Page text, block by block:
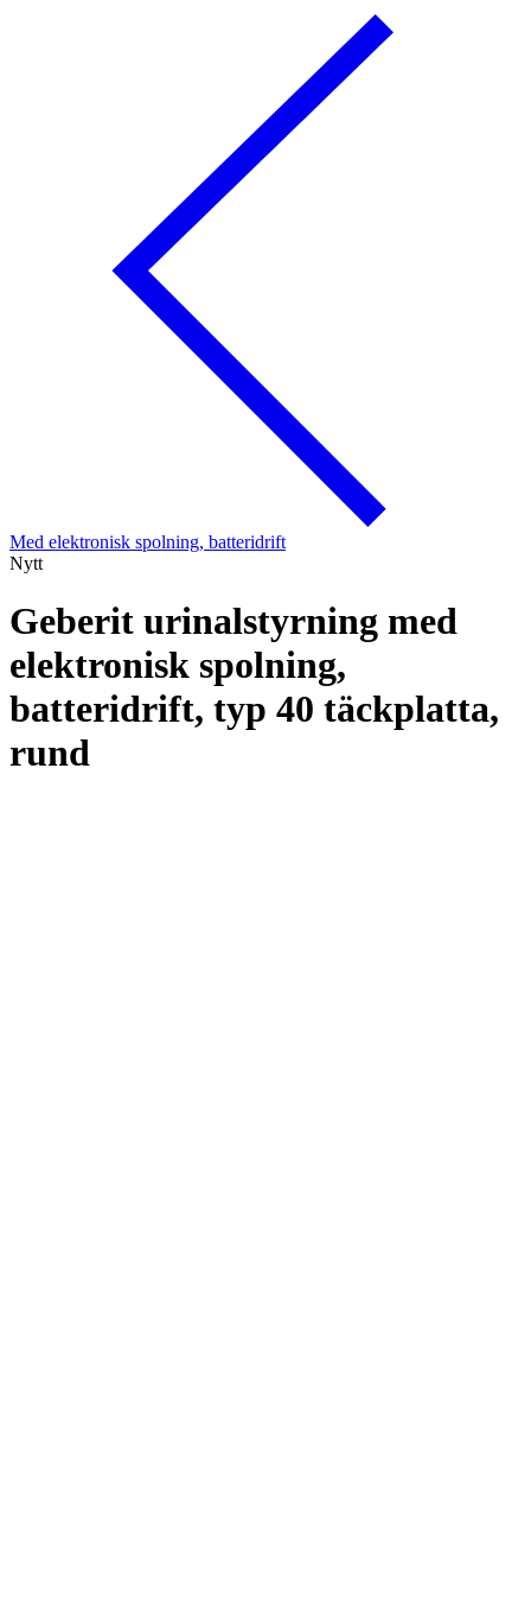
Med elektronisk spolning, batteridrift
Nytt
Geberit urinalstyrning med
elektronisk spolning,
batteridrift, typ 40 täckplatta,
rund